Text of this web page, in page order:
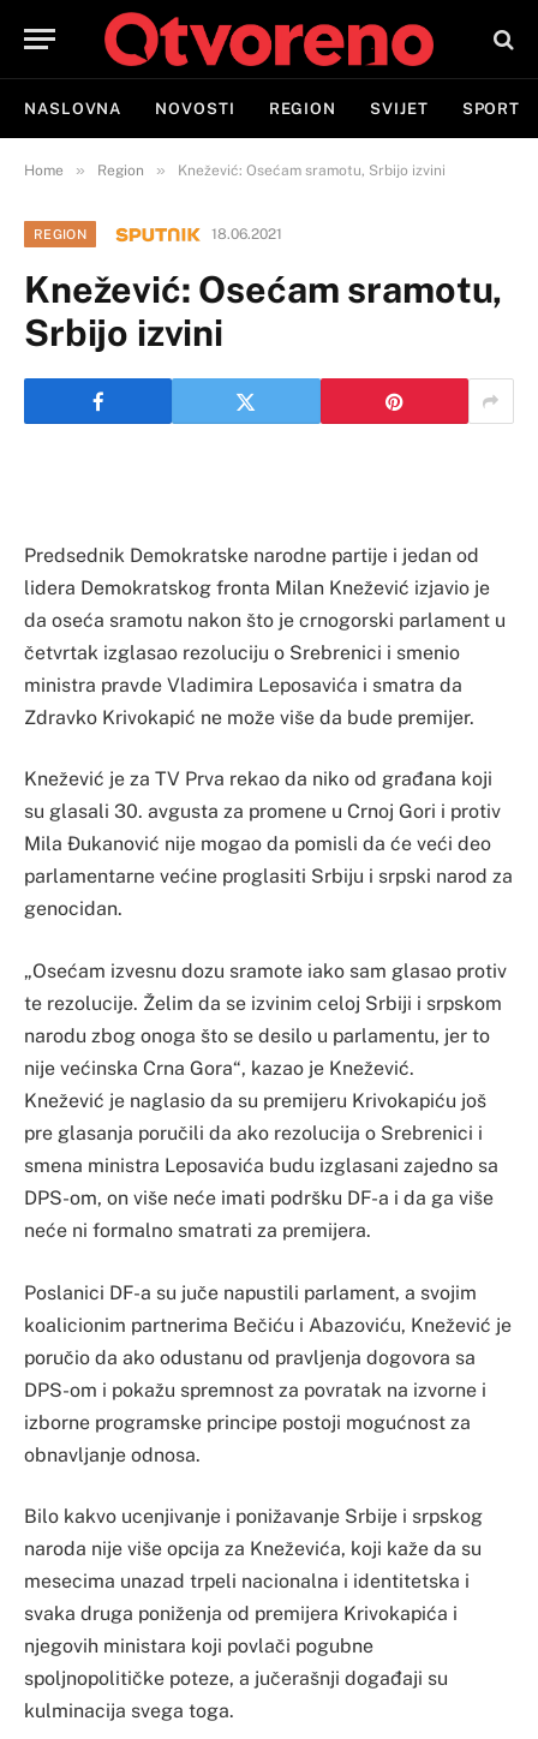
NASLOVNA NOVOSTI REGION SVIJET SPORT
Home » Region » Knežević: Osećam sramotu, Srbijo izvini
REGION 18.06.2021
Knežević: Osećam sramotu,
Srbijo izvini
Predsednik Demokratske narodne partije i jedan od
lidera Demokratskog fronta Milan Knežević izjavio je
da oseća sramotu nakon što je crnogorski parlament u
četvrtak izglasao rezoluciju o Srebrenici i smenio
ministra pravde Vladimira Leposavića i smatra da
Zdravko Krivokapić ne može više da bude premijer.
Knežević je za TV Prva rekao da niko od građana koji
su glasali 30. avgusta za promene u Crnoj Gori i protiv
Mila Đukanović nije mogao da pomisli da će veći deo
parlamentarne većine proglasiti Srbiju i srpski narod za
genocidan.
„Osećam izvesnu dozu sramote iako sam glasao protiv
te rezolucije. Želim da se izvinim celoj Srbiji i srpskom
narodu zbog onoga što se desilo u parlamentu, jer to
nije većinska Crna Gora“, kazao je Knežević.
Knežević je naglasio da su premijeru Krivokapiću još
pre glasanja poručili da ako rezolucija o Srebrenici i
smena ministra Leposavića budu izglasani zajedno sa
DPS-om, on više neće imati podršku DF-a i da ga više
neće ni formalno smatrati za premijera.
Poslanici DF-a su juče napustili parlament, a svojim
koalicionim partnerima Bečiću i Abazoviću, Knežević je
poručio da ako odustanu od pravljenja dogovora sa
DPS-om i pokažu spremnost za povratak na izvorne i
izborne programske principe postoji mogućnost za
obnavljanje odnosa.
Bilo kakvo ucenjivanje i ponižavanje Srbije i srpskog
naroda nije više opcija za Kneževića, koji kaže da su
mesecima unazad trpeli nacionalna i identitetska i
svaka druga poniženja od premijera Krivokapića i
njegovih ministara koji povlači pogubne
spoljnopolitičke poteze, a jučerašnji događaji su
kulminacija svega toga.